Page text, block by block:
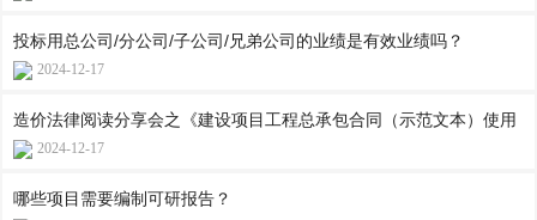
投标用总公司/分公司/子公司/兄弟公司的业绩是有效业绩吗？
2024-12-17
造价法律阅读分享会之《建设项目工程总承包合同（示范文本）使用
2024-12-17
哪些项目需要编制可研报告？